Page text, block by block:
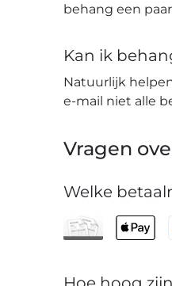
behang een
Kan ik
Natuurlijk
e-mail niet alle
Vragen
Welke